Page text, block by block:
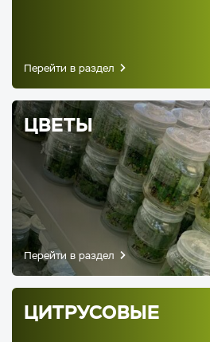
Перейти в раздел
ЦВЕТЫ
Перейти в раздел
ЦИТРУСОВЫЕ